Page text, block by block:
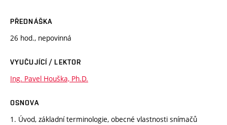
PŘEDNÁŠKA
26 hod., nepovinná
VYUČUJÍCÍ / LEKTOR
Ing. Pavel Houška, Ph.D.
OSNOVA
1. Úvod, základní terminologie, obecné vlastnosti snímačů